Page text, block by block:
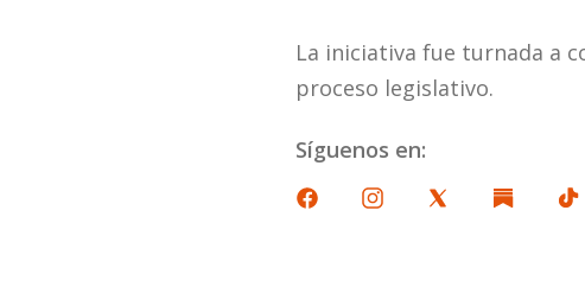
La iniciativa fue turnada a
proceso legislativo.
Síguenos en: